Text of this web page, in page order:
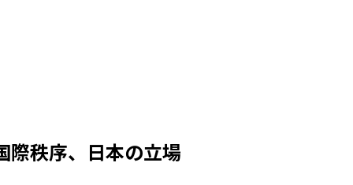
際秩序、日本の立場